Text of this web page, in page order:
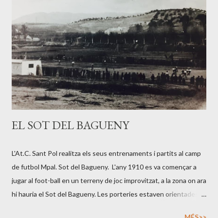
BRUSCA TARGAS NICO CONDE PEREYRA ÀNGEL
MOLLFULLEDA SUBIRANA ARNAU ROS PEREZ QUIM
CAMPMAJOR ***2023 - 2024 JORDI LOPEZ MOYANO JOAN
GARCIA GALCERAN NICO CONDE PEREYRA JORDI
CARBONELL ESTOL TOM VANDEBROEK **2023 - 2024 JORDI
LOPEZ MOYANO ROGER VERA ARENAS NICO CONDE
PEREYRA JORDI CARBONELL ESTOL TOM VANDEBROEK
*2023 - 2024 ROGER VERA ARENAS TOM VANDEBROEK
NICO CONDE PEREYRA JORDI CARBONELL ESTOL 2023 -
CONDE PERE...
EL SOT DEL BAGUENY
L'At.C. Sant Pol realitza els seus entrenaments i partits al camp
de futbol Mpal. Sot del Bagueny. L'any 1910 es va començar a
jugar al foot-ball en un terreny de joc improvitzat, a la zona on ara
hi hauria el Sot del Bagueny. Les porteries estaven orientades